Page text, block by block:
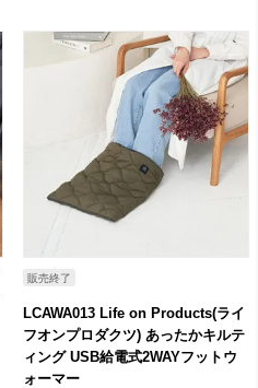
販売終了
LCAWA013 Life on Products(ライ
フオンプロダクツ) あったかキルテ
ィング USB給電式2WAYフットウ
ォーマー